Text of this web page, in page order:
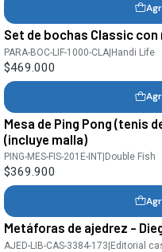
Set de bochas Classic con
PARA-BOC-LIF-1000-CLA Handi Life
$469.000
Mesa de Ping Pong (tenis
(incluye malla)
PING-MES-FIS-201E-INT Double Fish
$369.900
Metáforas de ajedrez -
AJED-LIB-CAS-3384-173|Editorial